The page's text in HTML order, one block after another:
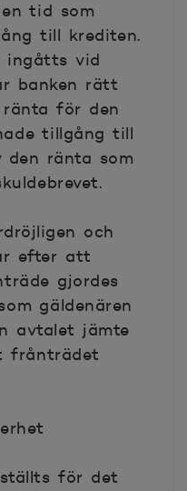
tid som
till krediten.
ingåtts vid
banken rätt
för den
tillgång till
den ränta som
och
efter att
gjordes
gäldenären
avtalet jämte
frånträdet
för det